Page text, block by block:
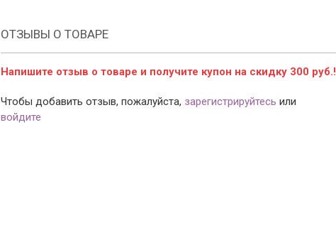
ОТЗЫВЫ О ТОВАРЕ
Напишите отзыв о товаре и получите купон на скидку 300 руб.!
Чтобы добавить отзыв, пожалуйста, зарегистрируйтесь или
войдите